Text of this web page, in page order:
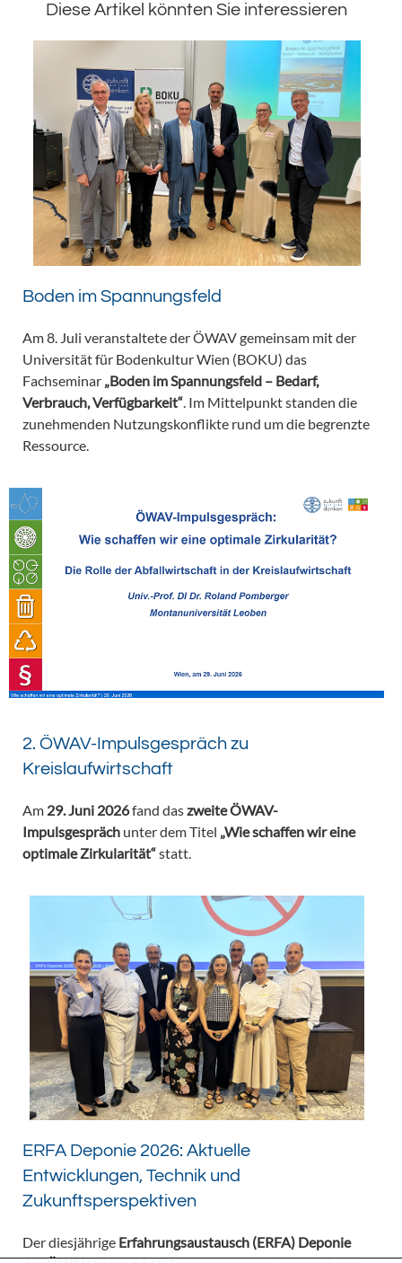
Diese Artikel könnten Sie interessieren
Boden im Spannungsfeld
Am 8. Juli veranstaltete der ÖWAV gemeinsam mit der
Universität für Bodenkultur Wien (BOKU) das
Fachseminar „Boden im Spannungsfeld – Bedarf,
Verbrauch, Verfügbarkeit“ . Im Mittelpunkt standen die
zunehmenden Nutzungskonflikte rund um die begrenzte
Ressource.
2. ÖWAV-Impulsgespräch zu
Kreislaufwirtschaft
Am 29. Juni 2026fand daszweite ÖWAV-
Impulsgespräch unter dem Titel „Wie schaffen wir eine
optimale Zirkularität“statt.
ERFA Deponie 2026: Aktuelle
Entwicklungen, Technik und
Zukunftsperspektiven
Der diesjährige Erfahrungsaustausch (ERFA) Deponie